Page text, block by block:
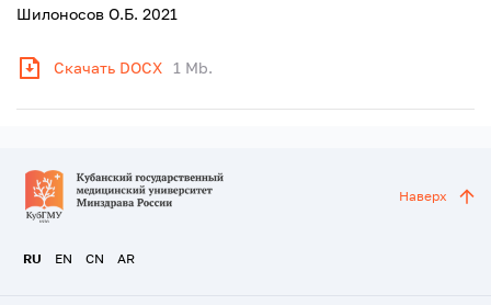
Шилоносов О.Б. 2021
Скачать DOCX 1 Mb.
RU EN CN AR
Наверх